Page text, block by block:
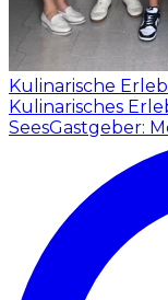
Kulinarische
Kulinarisches
SeesGastgeber: